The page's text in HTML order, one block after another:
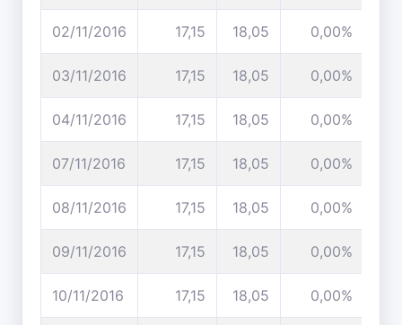
02/11/2016 17,15 18,05 0,00%
03/11/2016 17,15 18,05 0,00%
04/11/2016 17,15 18,05 0,00%
07/11/2016 17,15 18,05 0,00%
08/11/2016 17,15 18,05 0,00%
09/11/2016 17,15 18,05 0,00%
10/11/2016 17,15 18,05 0,00%